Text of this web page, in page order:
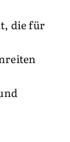
die für